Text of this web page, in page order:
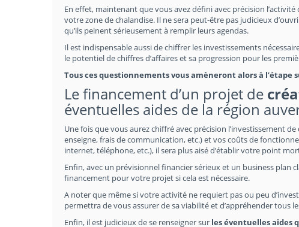
En effet, maintenant que vous avez défini avec précision
votre zone de chalandise. Il ne sera peut-être pas judicieux
qu’ils peinent sérieusement à remplir leurs agendas.
Il est indispensable aussi de chiffrer les investissements
le potentiel de chiffres d’affaires et sa progression pour les
Tous ces questionnements vous amèneront alors à l’étape
Le financement d’un projet de
éventuelles aides de la région
Une fois que vous aurez chiffré avec précision l’investissement
enseigne, frais de communication, etc.) et vos coûts de
internet, téléphone, etc.), il sera plus aisé d’établir votre point
Enfin, avec un prévisionnel financier sérieux et un business plan
financement pour votre projet si cela est nécessaire.
A noter que même si votre activité ne requiert pas ou peu
permettra de vous assurer de sa viabilité et d’appréhender tous
Enfin, il est judicieux de se renseigner sur les éventuelles aides